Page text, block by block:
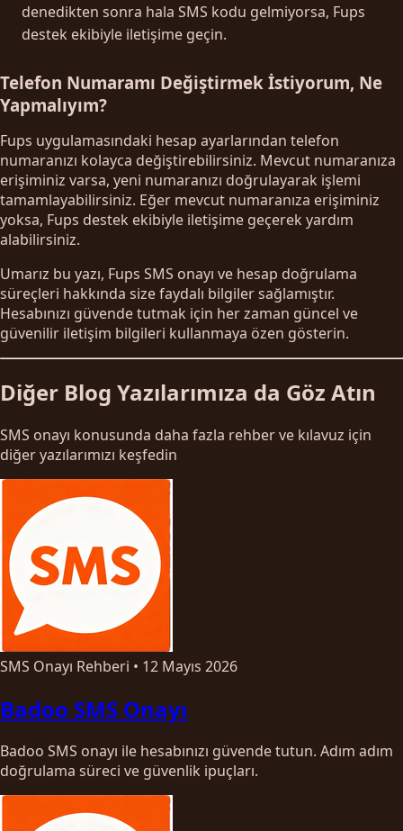
denedikten sonra hala SMS kodu gelmiyorsa, Fups
destek ekibiyle iletişime geçin.
Telefon Numaramı Değiştirmek İstiyorum, Ne
Yapmalıyım?
Fups uygulamasındaki hesap ayarlarından telefon
numaranızı kolayca değiştirebilirsiniz. Mevcut numaranıza
erişiminiz varsa, yeni numaranızı doğrulayarak işlemi
tamamlayabilirsiniz. Eğer mevcut numaranıza erişiminiz
yoksa, Fups destek ekibiyle iletişime geçerek yardım
alabilirsiniz.
Umarız bu yazı, Fups SMS onayı ve hesap doğrulama
süreçleri hakkında size faydalı bilgiler sağlamıştır.
Hesabınızı güvende tutmak için her zaman güncel ve
güvenilir iletişim bilgileri kullanmaya özen gösterin.
Diğer Blog Yazılarımıza da Göz Atın
SMS onayı konusunda daha fazla rehber ve kılavuz için
diğer yazılarımızı keşfedin
SMS Onayı Rehberi • 12 Mayıs 2026
Badoo SMS Onayı
Badoo SMS onayı ile hesabınızı güvende tutun. Adım adım
doğrulama süreci ve güvenlik ipuçları.